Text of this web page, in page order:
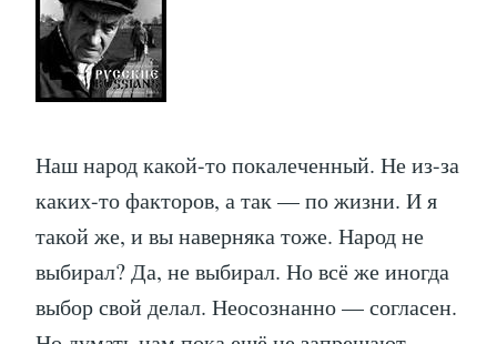
Наш народ какой-то покалеченный. Не из-за
каких-то факторов, а так — по жизни. И я
такой же, и вы наверняка тоже. Народ не
выбирал? Да, не выбирал. Но всё же иногда
выбор свой делал. Неосознанно — согласен.